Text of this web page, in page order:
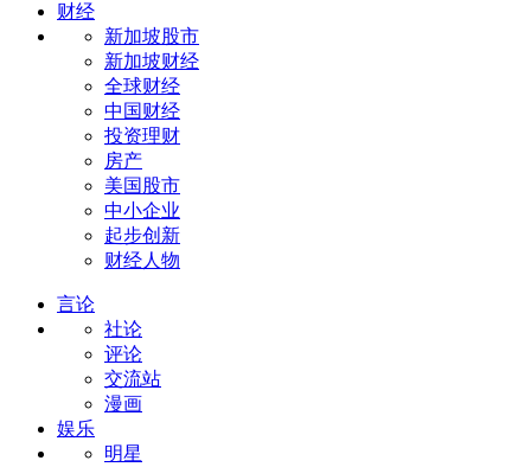
财经
新加坡股市
新加坡财经
全球财经
中国财经
投资理财
房产
美国股市
中小企业
起步创新
财经人物
言论
社论
评论
交流站
漫画
娱乐
明星